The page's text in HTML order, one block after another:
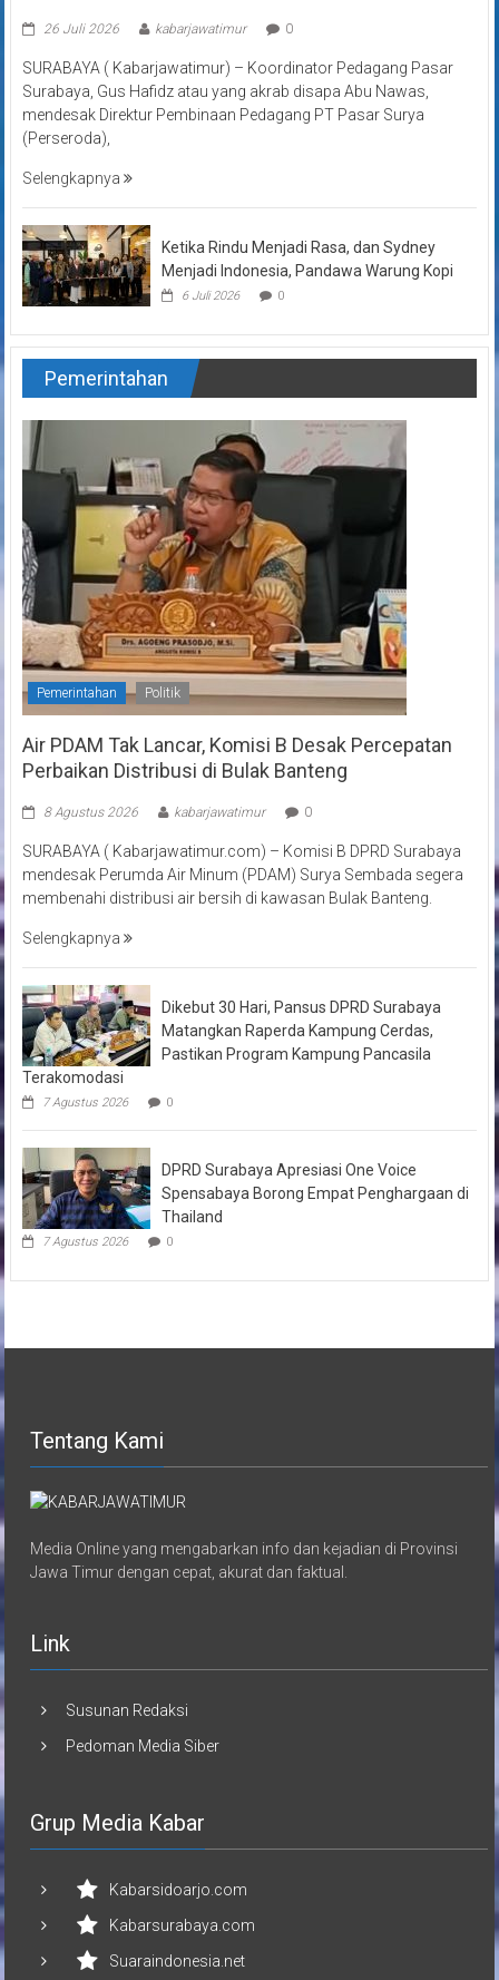
26 Juli 2026 kabarjawatimur 0
SURABAYA ( Kabarjawatimur) – Koordinator Pedagang Pasar
Surabaya, Gus Hafidz atau yang akrab disapa Abu Nawas,
mendesak Direktur Pembinaan Pedagang PT Pasar Surya
(Perseroda),
Selengkapnya
Ketika Rindu Menjadi Rasa, dan Sydney
Menjadi Indonesia, Pandawa Warung Kopi
6 Juli 2026 0
Pemerintahan
Pemerintahan Politik
Air PDAM Tak Lancar, Komisi B Desak Percepatan
Perbaikan Distribusi di Bulak Banteng
8 Agustus 2026 kabarjawatimur 0
SURABAYA ( Kabarjawatimur.com) – Komisi B DPRD Surabaya
mendesak Perumda Air Minum (PDAM) Surya Sembada segera
membenahi distribusi air bersih di kawasan Bulak Banteng.
Selengkapnya
Dikebut 30 Hari, Pansus DPRD Surabaya
Matangkan Raperda Kampung Cerdas,
Pastikan Program Kampung Pancasila
Terakomodasi
7 Agustus 2026 0
DPRD Surabaya Apresiasi One Voice
Spensabaya Borong Empat Penghargaan di
Thailand
7 Agustus 2026 0
Tentang Kami
Media Online yang mengabarkan info dan kejadian di Provinsi
Jawa Timur dengan cepat, akurat dan faktual.
Link
Susunan Redaksi
Pedoman Media Siber
Grup Media Kabar
Kabarsidoarjo.com
Kabarsurabaya.com
Suaraindonesia.net